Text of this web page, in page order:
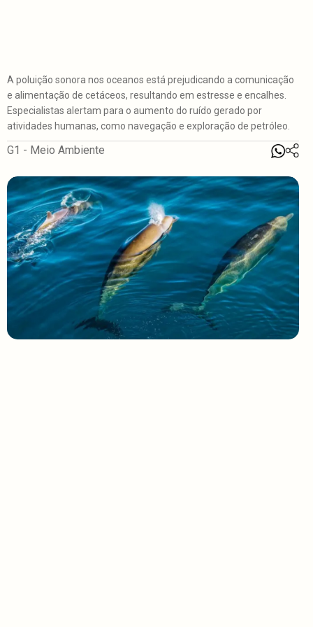
A poluição sonora nos oceanos está prejudicando a comunicação
e alimentação de cetáceos, resultando em estresse e encalhes.
Especialistas alertam para o aumento do ruído gerado por
atividades humanas, como navegação e exploração de petróleo.
G1 - Meio Ambiente